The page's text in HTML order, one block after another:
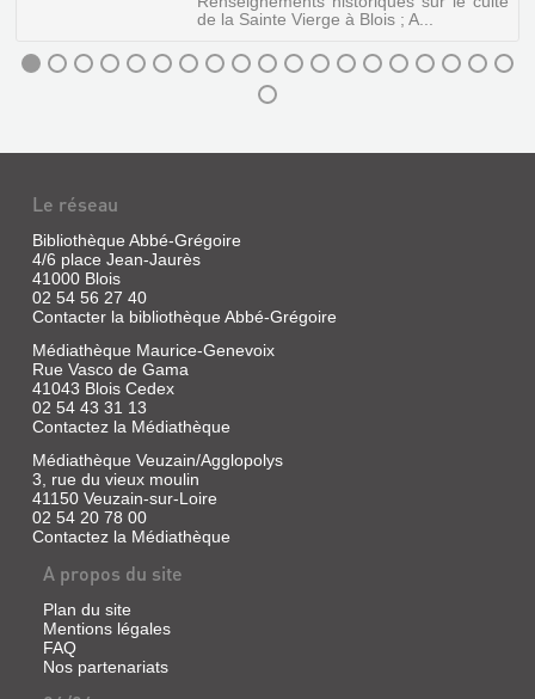
NOTICE
SUR
PEZAI,COMMUNE
DE
MAROLLES
(LOIR-
ET-
CHER...
Livre
Naudin,
Théodore
litho.
Migault
BLOIS,
LA
VILLE,
LES
HOMMES.
5,
LES
ORDRES
MENDIAN...
Sauvage,
Jean
Paul
de la Sainte Vierge à Blois ; A...
MÉLANGES
D'HISTOIRE
LOCALE,
1ER
VOLUME
Livre
|
Dupre,
Alexandre
Plan
d'un
travail
et
sur
l'arrondissement
de
Blois
Le réseau
Bibliothèque Abbé-Grégoire
4/6 place Jean-Jaurès
41000 Blois
02 54 56 27 40
Contacter la bibliothèque Abbé-Grégoire
Médiathèque Maurice-Genevoix
Rue Vasco de Gama
41043 Blois Cedex
02 54 43 31 13
Contactez la Médiathèque
Médiathèque Veuzain/Agglopolys
3, rue du vieux moulin
41150 Veuzain-sur-Loire
02 54 20 78 00
Contactez la Médiathèque
A propos du site
Plan du site
Mentions légales
FAQ
Nos partenariats